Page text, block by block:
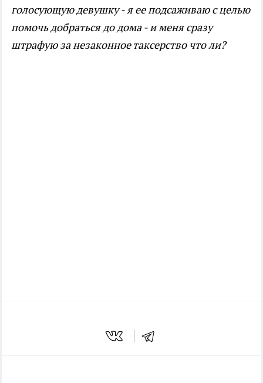
голосующую девушку - я ее подсаживаю с целью
помочь добраться до дома - и меня сразу
штрафую за незаконное таксерство что ли?